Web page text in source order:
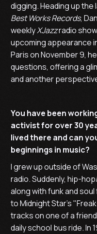
digging. Heading up the
Best Works Records,
weeklyXJazzradio show
upcoming appearance
Paris on November 9,
questions, offering a
and another
You have been
activist for over 30
lived there and can
beginnings in music?
I grew up outside of
radio. Suddenly, hip-
along with funk and
to Midnight Star's
tracks on one of a
daily school bus ride. In